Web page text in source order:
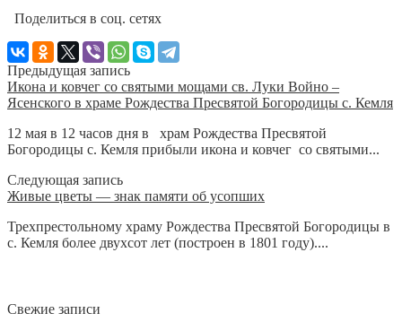
Поделиться в соц. сетях
Предыдущая запись
Икона и ковчег со святыми мощами св. Луки Войно –
Ясенского в храме Рождества Пресвятой Богородицы с. Кемля
12 мая в 12 часов дня в храм Рождества Пресвятой
Богородицы с. Кемля прибыли икона и ковчег со святыми...
Следующая запись
Живые цветы — знак памяти об усопших
Трехпрестольному храму Рождества Пресвятой Богородицы в
с. Кемля более двухсот лет (построен в 1801 году)....
Свежие записи